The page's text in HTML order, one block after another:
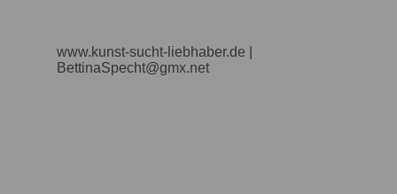
www.kunst-sucht-liebhaber.de |
BettinaSpecht@gmx.net